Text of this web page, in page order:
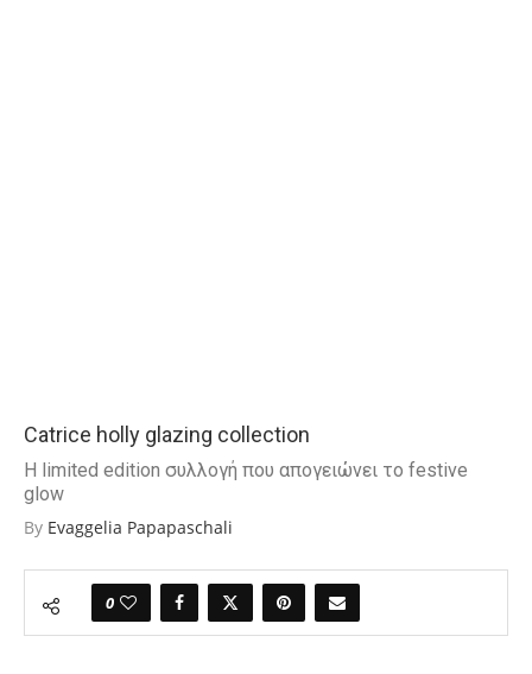
Catrice holly glazing collection
Η limited edition συλλογή που απογειώνει το festive
glow
By Evaggelia Papapaschali
0